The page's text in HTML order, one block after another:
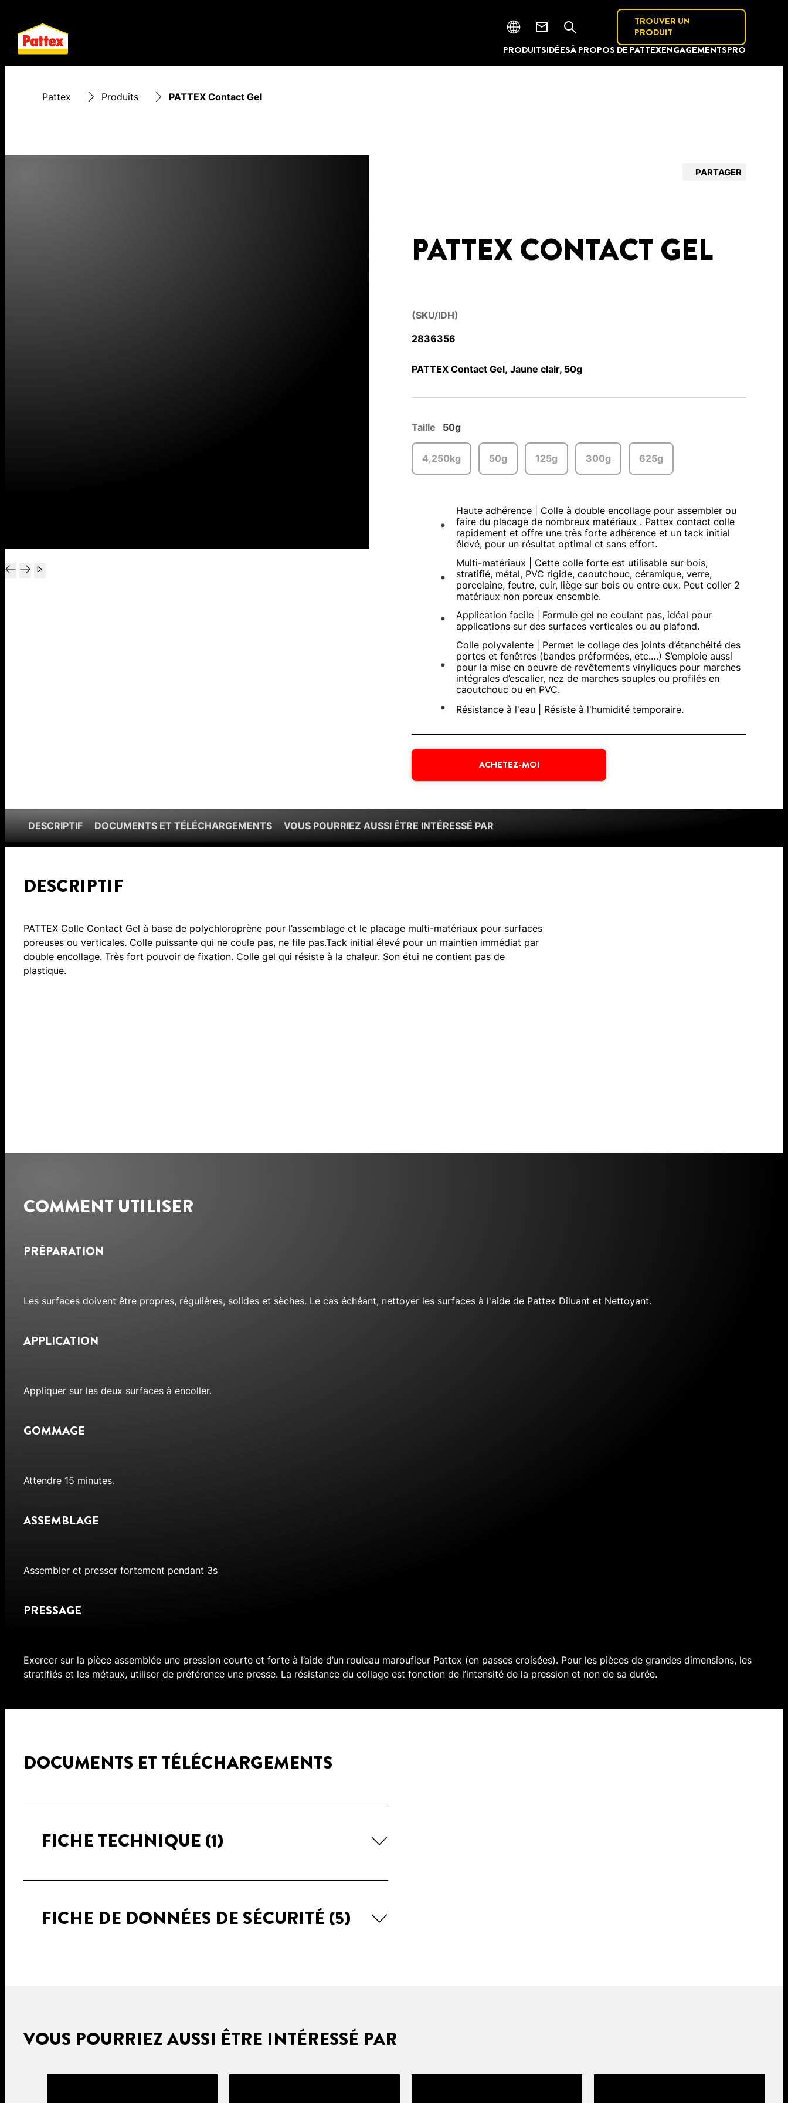
PRODUITSIDÉESÀ PROPOS DE PATTEXENGAGEMENTSPRO
TROUVER UN
PRODUIT
Pattex Produits PATTEX Contact Gel
PARTAGER
PATTEX CONTACT GEL
(SKU/IDH)
2836356
PATTEX Contact Gel, Jaune clair, 50g
Taille 50g
4,250kg 50g 125g 300g 625g
Haute adhérence | Colle à double encollage pour assembler ou
faire du placage de nombreux matériaux . Pattex contact colle
rapidement et offre une très forte adhérence et un tack initial
élevé, pour un résultat optimal et sans effort.
Multi-matériaux | Cette colle forte est utilisable sur bois,
stratifié, métal, PVC rigide, caoutchouc, céramique, verre,
porcelaine, feutre, cuir, liège sur bois ou entre eux. Peut coller 2
matériaux non poreux ensemble.
Application facile | Formule gel ne coulant pas, idéal pour
applications sur des surfaces verticales ou au plafond.
Colle polyvalente | Permet le collage des joints d’étanchéité des
portes et fenêtres (bandes préformées, etc.…) S’emploie aussi
pour la mise en oeuvre de revêtements vinyliques pour marches
intégrales d’escalier, nez de marches souples ou profilés en
caoutchouc ou en PVC.
Résistance à l'eau | Résiste à l'humidité temporaire.
ACHETEZ-MOI
DESCRIPTIF DOCUMENTS ET TÉLÉCHARGEMENTS VOUS POURRIEZ AUSSI ÊTRE INTÉRESSÉ PAR
DESCRIPTIF
PATTEX Colle Contact Gel à base de polychloroprène pour l’assemblage et le placage multi-matériaux pour surfaces
poreuses ou verticales. Colle puissante qui ne coule pas, ne file pas.Tack initial élevé pour un maintien immédiat par
double encollage. Très fort pouvoir de fixation. Colle gel qui résiste à la chaleur. Son étui ne contient pas de
plastique.
COMMENT UTILISER
PRÉPARATION
Les surfaces doivent être propres, régulières, solides et sèches. Le cas échéant, nettoyer les surfaces à l'aide de Pattex Diluant et Nettoyant.
APPLICATION
Appliquer sur les deux surfaces à encoller.
GOMMAGE
Attendre 15 minutes.
ASSEMBLAGE
Assembler et presser fortement pendant 3s
PRESSAGE
Exercer sur la pièce assemblée une pression courte et forte à l’aide d’un rouleau maroufleur Pattex (en passes croisées). Pour les pièces de grandes dimensions, les
stratifiés et les métaux, utiliser de préférence une presse. La résistance du collage est fonction de l’intensité de la pression et non de sa durée.
DOCUMENTS ET TÉLÉCHARGEMENTS
FICHE TECHNIQUE (1)
FICHE DE DONNÉES DE SÉCURITÉ (5)
VOUS POURRIEZ AUSSI ÊTRE INTÉRESSÉ PAR